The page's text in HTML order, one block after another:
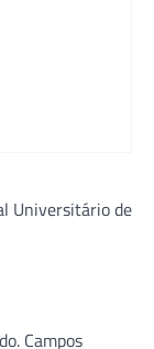
Universitário de
Campos